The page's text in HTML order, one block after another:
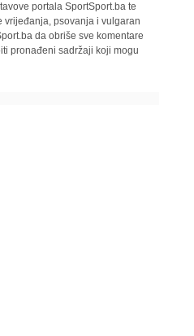
portala SportSport.ba te
vrijeđanja, psovanja i vulgaran
da obriše sve komentare
pronađeni sadržaji koji mogu